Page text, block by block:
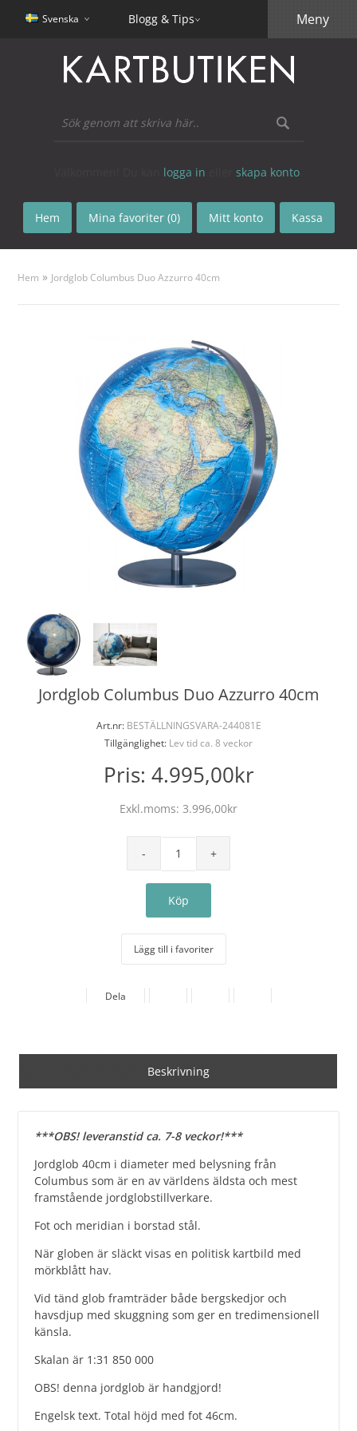
Svenska Blogg & Tips
logga in skapa konto
Hem Mina favoriter (0) Mitt konto Kassa
Meny
Hem » Jordglob Columbus Duo Azzurro 40cm
Jordglob Columbus Duo Azzurro 40cm
Art.nr:BESTÄLLNINGSVARA-244081E
Tillgänglighet: Lev tid ca. 8 veckor
Pris: 4.995,00kr
Exkl.moms: 3.996,00kr
Lägg till i favoriter
Dela
Beskrivning
***OBS! leveranstid ca. 7-8 veckor!***
Jordglob 40cm i diameter med belysning från
Columbus som är en av världens äldsta och mest
framstående jordglobstillverkare.
Fot och meridian i borstad stål.
När globen är släckt visas en politisk kartbild med
mörkblått hav.
Vid tänd glob framträder både bergskedjor och
havsdjup med skuggning som ger en tredimensionell
känsla.
Skalan är 1:31 850 000
OBS! denna jordglob är handgjord!
Engelsk text. Total höjd med fot 46cm.